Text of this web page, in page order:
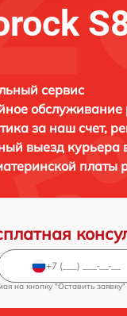
сервис
обслуживание
за наш счет,
выезд курьера
платы
на кнопку "Оставить